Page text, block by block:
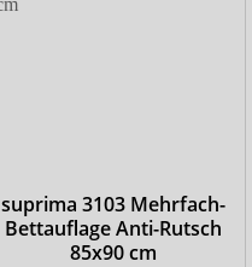
suprima 3103 Mehrfach-
Bettauflage Anti-Rutsch
85x90 cm